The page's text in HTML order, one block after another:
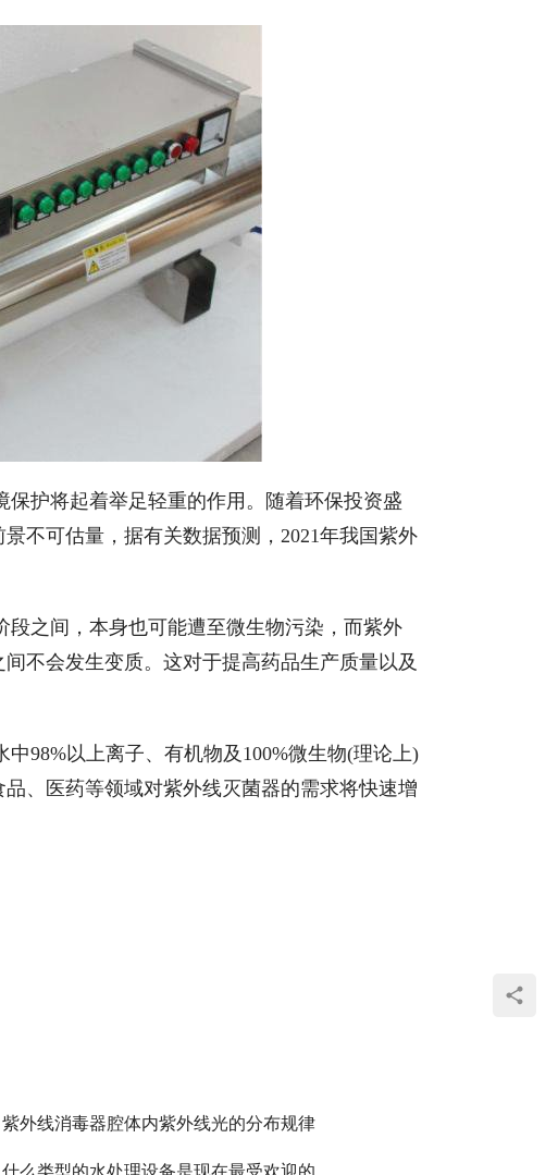
护将起着举足轻重的作用。随着环保投资盛
不可估量，据有关数据预测，2021年我国紫外
之间，本身也可能遭至微生物污染，而紫外
不会发生变质。这对于提高药品生产质量以及
以上离子、有机物及100%微生物(理论上)
、医药等领域对紫外线灭菌器的需求将快速增
紫外线消毒器腔体内紫外线光的分布规律
什么类型的水处理设备是现在最受欢迎的